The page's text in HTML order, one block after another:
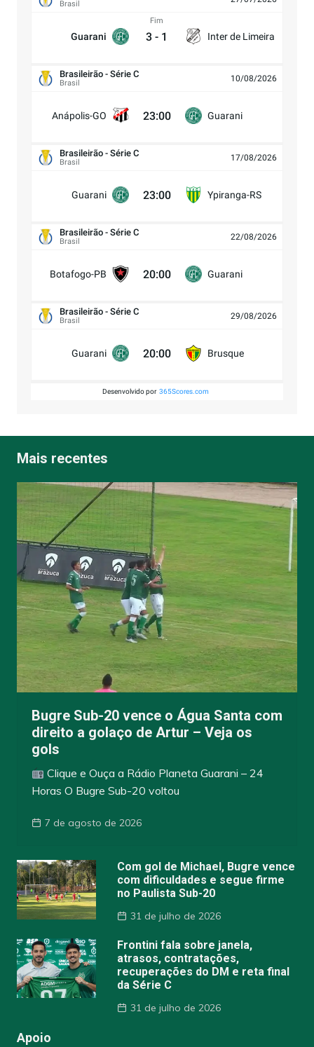
Brasil
Guarani
Fim
3 - 1 Inter de Limeira
Brasileirão - Série C
Brasil 10/08/2026
Anápolis-GO 23:00 Guarani
Brasileirão - Série C
Brasil 17/08/2026
Guarani 23:00 Ypiranga-RS
Brasileirão - Série C
Brasil 22/08/2026
Botafogo-PB 20:00 Guarani
Brasileirão - Série C
Brasil 29/08/2026
Guarani 20:00 Brusque
Desenvolvido por 365Scores.com
Mais recentes
Bugre Sub-20 vence o Água Santa com
direito a golaço de Artur – Veja os
gols
Clique e Ouça a Rádio Planeta Guarani – 24
Horas O Bugre Sub-20 voltou
7 de agosto de 2026
Com gol de Michael, Bugre vence
com dificuldades e segue firme
no Paulista Sub-20
31 de julho de 2026
Frontini fala sobre janela,
atrasos, contratações,
recuperações do DM e reta final
da Série C
31 de julho de 2026
Apoio